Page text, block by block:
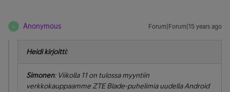
A Anonymous Forum|Forum|15 years ago
Heidi kirjoitti:
Simonen: Viikolla 11 on tulossa myyntiin
verkkokauppaamme ZTE Blade-puhelimia uudella Android